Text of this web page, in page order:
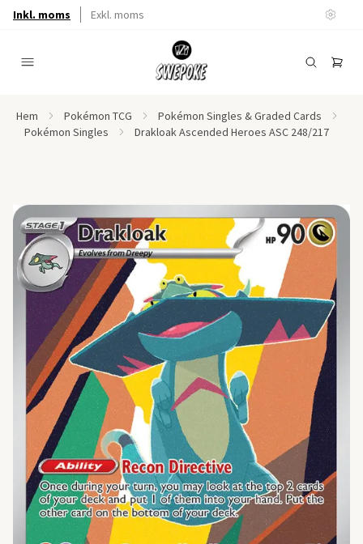
Inkl. moms Exkl. moms
Hem Pokémon TCG
Pokémon Singles & Graded Cards
Pokémon Singles
Drakloak Ascended Heroes ASC 248/217